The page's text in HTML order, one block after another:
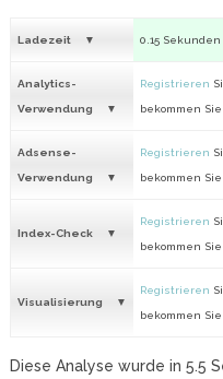
Ladezeit 0.15 Sekunden
Analytics-
Verwendung
Registrieren
bekommen
Adsense-
Verwendung
Registrieren
bekommen
Index-Check
Registrieren
bekommen
Visualisierung
Registrieren
bekommen
Diese Analyse wurde in 5.5